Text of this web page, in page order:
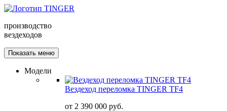
производство
вездеходов
Показать меню
Модели
Вездеход переломка TINGER TF4
от 2 390 000 руб.